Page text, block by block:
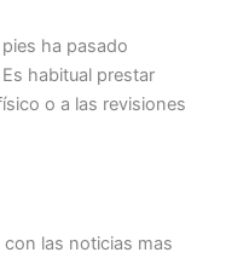
ha pasado
habitual prestar
o a las revisiones
las noticias mas